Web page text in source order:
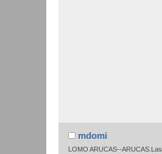
mdomi
LOMO ARUCAS--ARUCAS.Las